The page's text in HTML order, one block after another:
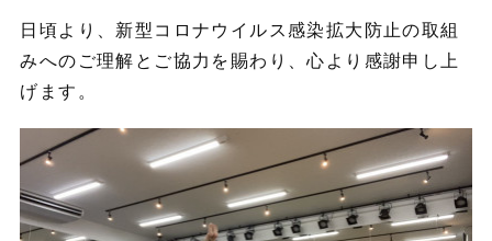
日頃より、新型コロナウイルス感染拡大防止の取組
みへのご理解とご協力を賜わり、心より感謝申し上
げます。